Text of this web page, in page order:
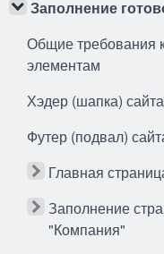
Заполнение
Общие требования
элементам
Хэдер (шапка) сайта
Футер (подвал)
Главная
Заполнение
"Компания"